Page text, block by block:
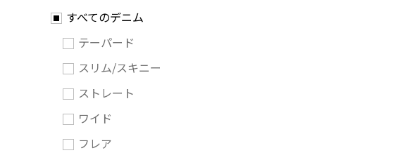
すべてのデニム
テーパード
スリム/スキニー
ストレート
ワイド
フレア